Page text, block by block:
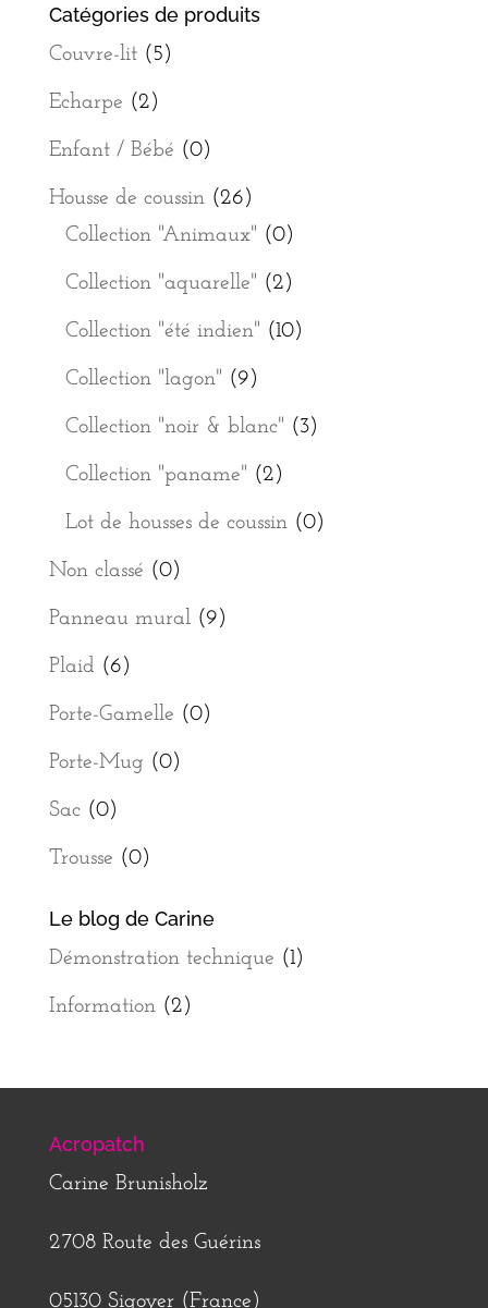
Catégories de produits
Couvre-lit (5)
Echarpe (2)
Enfant / Bébé (0)
Housse de coussin (26)
Collection "Animaux" (0)
Collection "aquarelle" (2)
Collection "été indien" (10)
Collection "lagon" (9)
Collection "noir & blanc" (3)
Collection "paname" (2)
Lot de housses de coussin (0)
Non classé (0)
Panneau mural (9)
Plaid (6)
Porte-Gamelle (0)
Porte-Mug (0)
Sac (0)
Trousse (0)
Le blog de Carine
Démonstration technique (1)
Information(2)
Acropatch
Carine Brunisholz
2708 Route des Guérins
05130 Sigoyer (France)